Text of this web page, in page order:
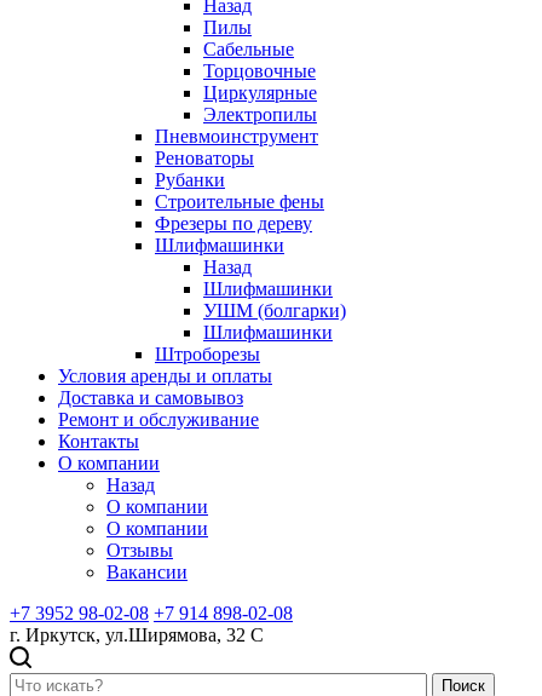
Назад
Пилы
Сабельные
Торцовочные
Циркулярные
Электропилы
Пневмоинструмент
Реноваторы
Рубанки
Строительные фены
Фрезеры по дереву
Шлифмашинки
Назад
Шлифмашинки
УШМ (болгарки)
Шлифмашинки
Штроборезы
Условия аренды и оплаты
Доставка и самовывоз
Ремонт и обслуживание
Контакты
О компании
Назад
О компании
О компании
Отзывы
Вакансии
+7 3952 98-02-08 +7 914 898-02-08
г. Иркутск, ул.Ширямова, 32 С
Поиск